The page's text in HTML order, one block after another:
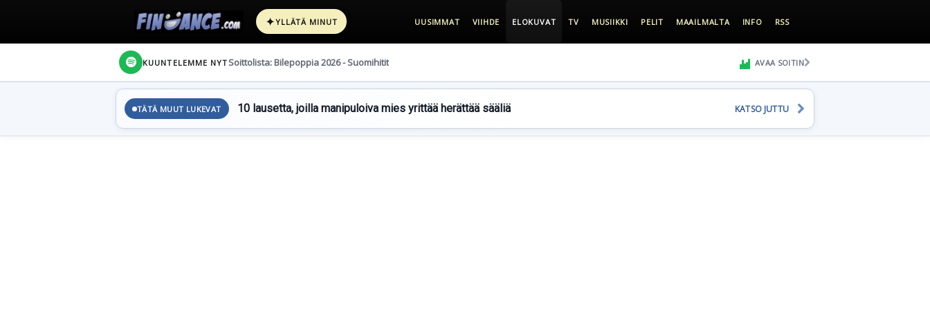
✦YLLÄTÄ MINUT UUSIMMAT VIIHDE ELOKUVAT TV MUSIIKKI PELIT MAAILMALTA INFO RSS
KUUNTELEMME NYT Soittolista: Bilepoppia 2026 - Suomihitit AVAA SOITIN
TÄTÄ MUUT LUKEVAT 10 lausetta, joilla manipuloiva mies yrittää herättää sääliä KATSO JUTTU